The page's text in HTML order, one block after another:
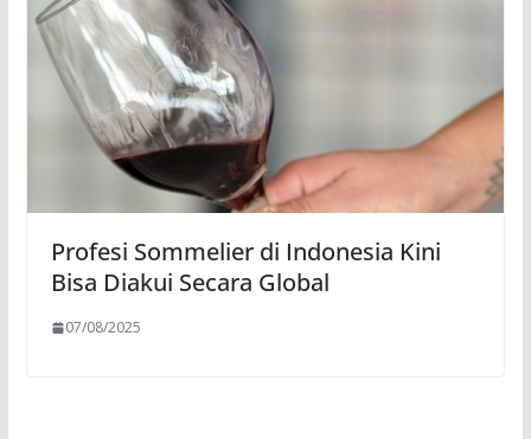
Profesi Sommelier di Indonesia Kini
Bisa Diakui Secara Global
07/08/2025